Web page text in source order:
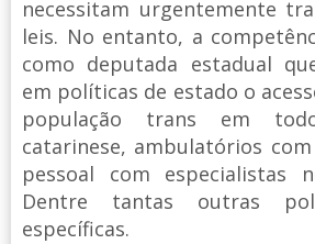
necessitam urgentemente
leis. No entanto, a
como deputada estadual
em políticas de estado o
população trans em
catarinese, ambulatórios
pessoal com especialistas
Dentre tantas outras
específicas.